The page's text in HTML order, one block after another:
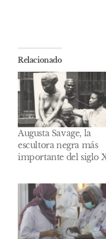
Relacionado
Augusta Savage, la
escultora negra más
importante del siglo